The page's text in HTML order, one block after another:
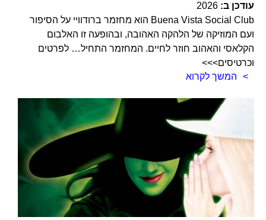
עודכן ב: 2026
Buena Vista Social Club הוא מחזמר ברודוויי על הסיפור
ועם המוזיקה של הלהקה האהובה, ובהופעה זו האלבום
הקלאסי והאהוב חוזר לחיים. המחזמר התחיל… לפרטים
וכרטיסים>>>
המשך לקרוא